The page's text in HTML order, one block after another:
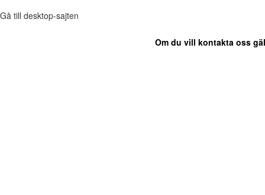
Gå till desktop-sajten
Om du vill kontakta oss